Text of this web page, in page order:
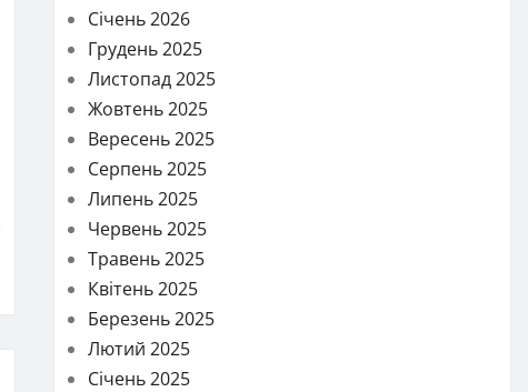
Січень 2026
Грудень 2025
Листопад 2025
Жовтень 2025
Вересень 2025
Серпень 2025
Липень 2025
Червень 2025
Травень 2025
Квітень 2025
Березень 2025
Лютий 2025
Січень 2025